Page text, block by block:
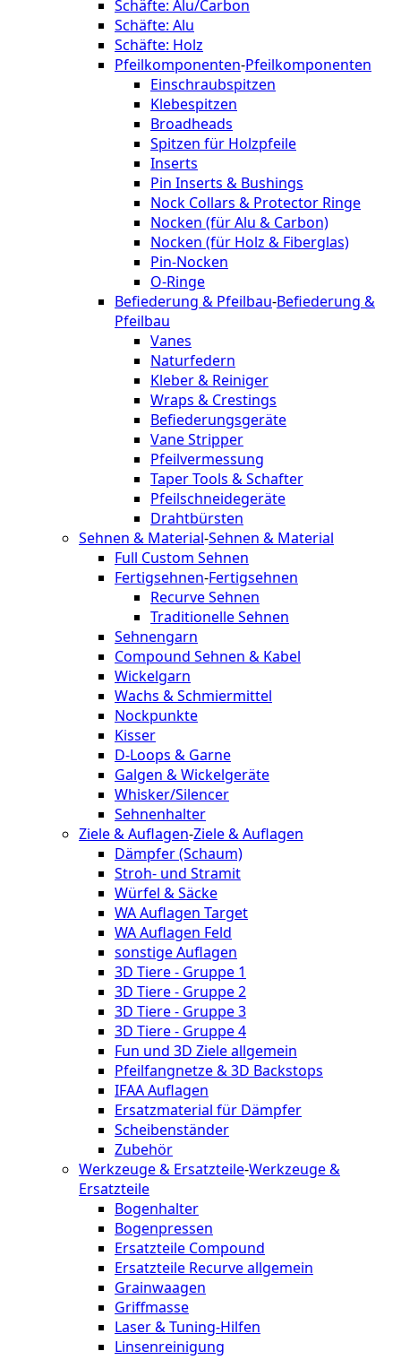
Schäfte: Alu/Carbon
Schäfte: Alu
Schäfte: Holz
Pfeilkomponenten-Pfeilkomponenten
Einschraubspitzen
Klebespitzen
Broadheads
Spitzen für Holzpfeile
Inserts
Pin Inserts & Bushings
Nock Collars & Protector Ringe
Nocken (für Alu & Carbon)
Nocken (für Holz & Fiberglas)
Pin-Nocken
O-Ringe
Befiederung & Pfeilbau-Befiederung &
Pfeilbau
Vanes
Naturfedern
Kleber & Reiniger
Wraps & Crestings
Befiederungsgeräte
Vane Stripper
Pfeilvermessung
Taper Tools & Schafter
Pfeilschneidegeräte
Drahtbürsten
Sehnen & Material-Sehnen & Material
Full Custom Sehnen
Fertigsehnen-Fertigsehnen
Recurve Sehnen
Traditionelle Sehnen
Sehnengarn
Compound Sehnen & Kabel
Wickelgarn
Wachs & Schmiermittel
Nockpunkte
Kisser
D-Loops & Garne
Galgen & Wickelgeräte
Whisker/Silencer
Sehnenhalter
Ziele & Auflagen-Ziele & Auflagen
Dämpfer (Schaum)
Stroh- und Stramit
Würfel & Säcke
WA Auflagen Target
WA Auflagen Feld
sonstige Auflagen
3D Tiere - Gruppe 1
3D Tiere - Gruppe 2
3D Tiere - Gruppe 3
3D Tiere - Gruppe 4
Fun und 3D Ziele allgemein
Pfeilfangnetze & 3D Backstops
IFAA Auflagen
Ersatzmaterial für Dämpfer
Scheibenständer
Zubehör
Werkzeuge & Ersatzteile-Werkzeuge &
Ersatzteile
Bogenhalter
Bogenpressen
Ersatzteile Compound
Ersatzteile Recurve allgemein
Grainwaagen
Griffmasse
Laser & Tuning-Hilfen
Linsenreinigung